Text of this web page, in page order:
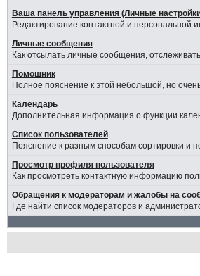
Ваша панель управления (Личные
Редактирование контактной и
Личные сообщения
Как отсылать личные сообщения,
Помошник
Полное пояснение к этой небольшой, но
Календарь
Дополнительная информация о функции
Список пользователей
Пояснение к разным способам сортировки и
Просмотр профиля пользователя
Как просмотреть контактную информацию
Обращения к модераторам и жалобы на
Где найти список модераторов и